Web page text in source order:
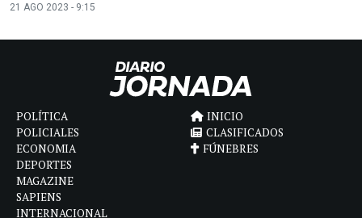
21 AGO 2023 - 9:15
POLÍTICA
POLICIALES
ECONOMIA
DEPORTES
MAGAZINE
SAPIENS
INTERNACIONAL
INICIO
CLASIFICADOS
FÚNEBRES